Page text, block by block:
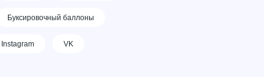
Буксировочный баллоны
Instagram VK